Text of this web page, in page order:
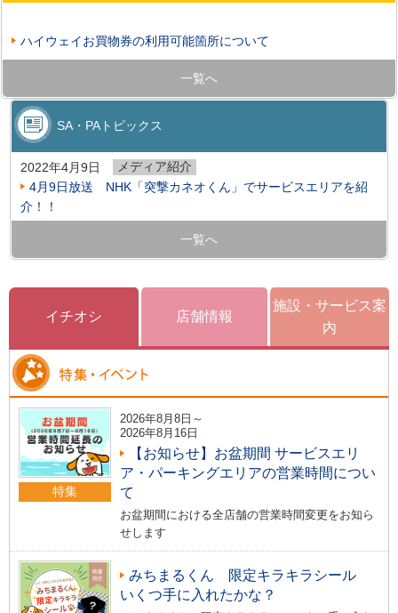
ハイウェイお買物券の利用可能箇所について
一覧へ
SA・PAトピックス
2022年4月9日
メディア紹介
4月9日放送 NHK「突撃カネオくん」でサービスエリアを紹
介！！
一覧へ
イチオシ 店舗情報
施設・サービス案
内
特集
2026年8月8日～
2026年8月16日
【お知らせ】お盆期間 サービスエリ
ア・パーキングエリアの営業時間につい
て
お盆期間における全店舗の営業時間変更をお知ら
せします
みちまるくん 限定キラキラシール
いくつ手に入れたかな？